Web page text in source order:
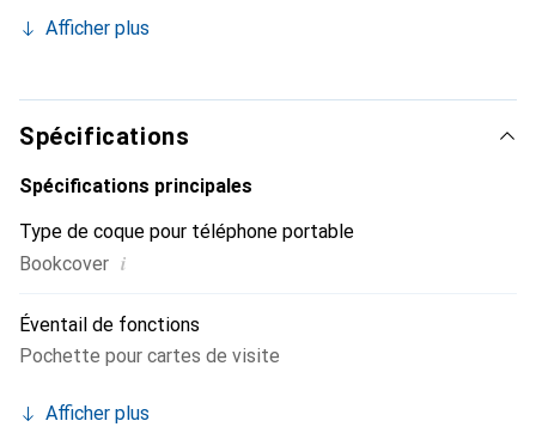
et indispensable pour votre smartphone. Reconnaît
marque Noreve est un choix sûr pour une clientèle
exigeante.
Afficher plus
Spécifications
Spécifications principales
Type de coque pour téléphone portable
Bookcover i
Éventail de fonctions
Pochette pour cartes de visite
Afficher plus